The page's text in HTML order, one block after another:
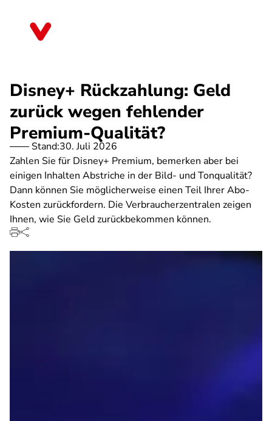
Disney+ Rückzahlung: Geld
zurück wegen fehlender
Premium-Qualität?
Stand:30. Juli 2026
Zahlen Sie für Disney+ Premium, bemerken aber bei
einigen Inhalten Abstriche in der Bild- und Tonqualität?
Dann können Sie möglicherweise einen Teil Ihrer Abo-
Kosten zurückfordern. Die Verbraucherzentralen zeigen
Ihnen, wie Sie Geld zurückbekommen können.